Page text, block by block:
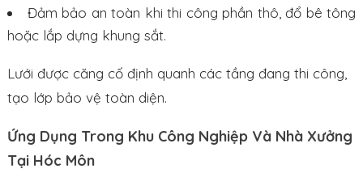
Đảm bảo an toàn khi thi công phần thô, đổ bê tông
hoặc lắp dựng khung sắt.
Lưới được căng cố định quanh các tầng đang thi công,
tạo lớp bảo vệ toàn diện.
Ứng Dụng Trong Khu Công Nghiệp Và Nhà Xưởng
Tại Hóc Môn